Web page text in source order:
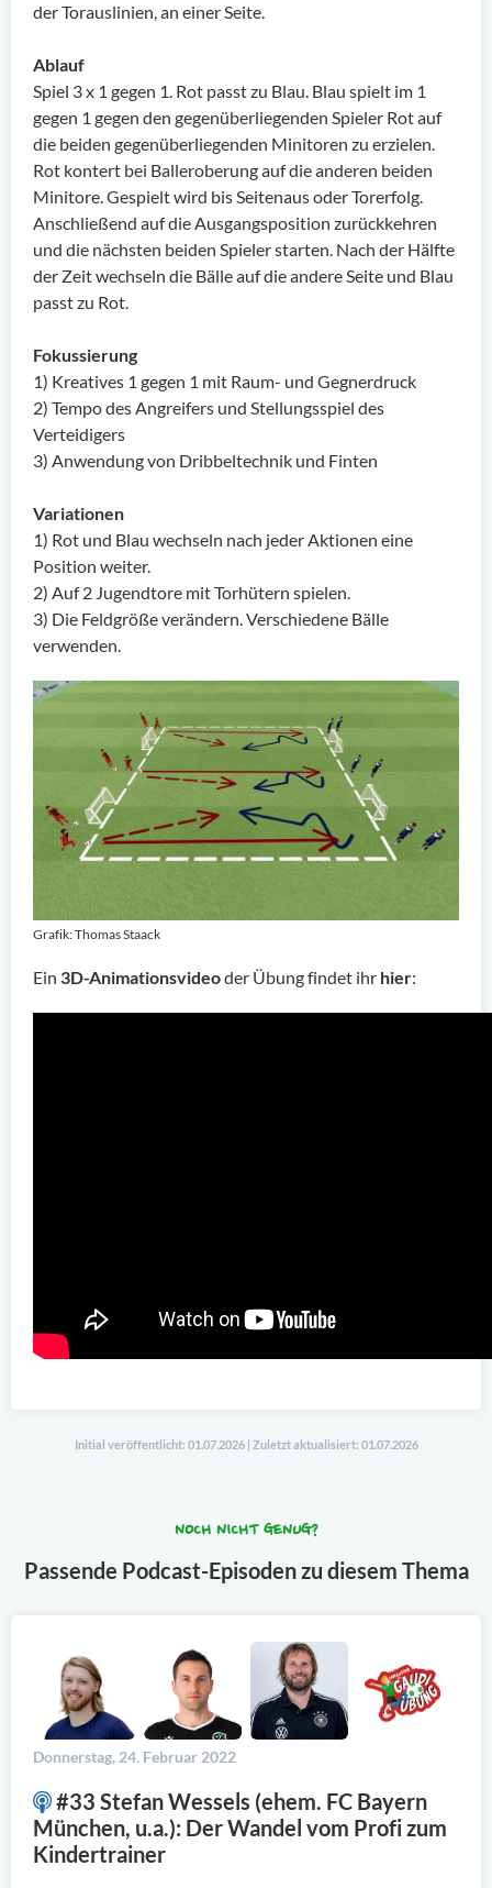
der Torauslinien, an einer Seite.
Ablauf
Spiel 3 x 1 gegen 1. Rot passt zu Blau. Blau spielt im 1
gegen 1 gegen den gegenüberliegenden Spieler Rot auf
die beiden gegenüberliegenden Minitoren zu erzielen.
Rot kontert bei Balleroberung auf die anderen beiden
Minitore. Gespielt wird bis Seitenaus oder Torerfolg.
Anschließend auf die Ausgangsposition zurückkehren
und die nächsten beiden Spieler starten. Nach der Hälfte
der Zeit wechseln die Bälle auf die andere Seite und Blau
passt zu Rot.
Fokussierung
1) Kreatives 1 gegen 1 mit Raum- und Gegnerdruck
2) Tempo des Angreifers und Stellungsspiel des
Verteidigers
3) Anwendung von Dribbeltechnik und Finten
Variationen
1) Rot und Blau wechseln nach jeder Aktionen eine
Position weiter.
2) Auf 2 Jugendtore mit Torhütern spielen.
3) Die Feldgröße verändern. Verschiedene Bälle
verwenden.
Grafik: Thomas Staack
Ein 3D-Animationsvideoder Übung findet ihr hier:
Initial veröffentlicht: 01.07.2026 | Zuletzt aktualisiert: 01.07.2026
NOCH NICHT GENUG?
Passende Podcast-Episoden zu diesem Thema
Donnerstag, 24. Februar 2022
#33 Stefan Wessels (ehem. FC Bayern
München, u.a.): Der Wandel vom Profi zum
Kindertrainer